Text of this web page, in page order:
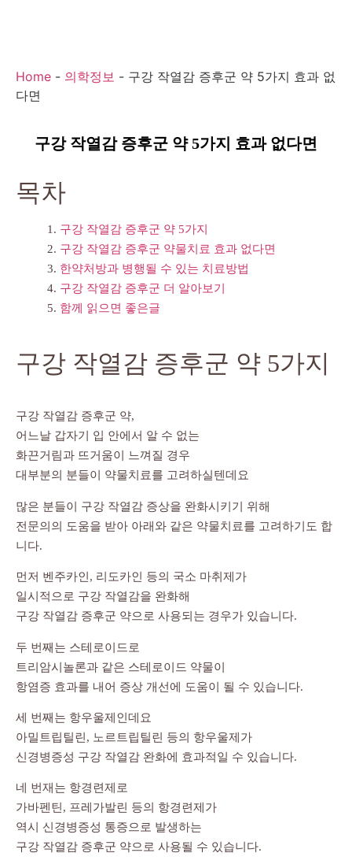
Home - 의학정보 - 구강 작열감 증후군 약 5가지 효과 없
다면
구강 작열감 증후군 약 5가지 효과 없다면
목차
구강 작열감 증후군 약 5가지
구강 작열감 증후군 약물치료 효과 없다면
한약처방과 병행될 수 있는 치료방법
구강 작열감 증후군 더 알아보기
함께 읽으면 좋은글
구강 작열감 증후군 약 5가지
구강 작열감 증후군 약,
어느날 갑자기 입 안에서 알 수 없는
화끈거림과 뜨거움이 느껴질 경우
대부분의 분들이 약물치료를 고려하실텐데요
많은 분들이 구강 작열감 증상을 완화시키기 위해
전문의의 도움을 받아 아래와 같은 약물치료를 고려하기도 합
니다.
먼저 벤주카인, 리도카인 등의 국소 마취제가
일시적으로 구강 작열감을 완화해
구강 작열감 증후군 약으로 사용되는 경우가 있습니다.
두 번째는 스테로이드로
트리암시놀론과 같은 스테로이드 약물이
항염증 효과를 내어 증상 개선에 도움이 될 수 있습니다.
세 번째는 항우울제인데요
아밀트립틸린, 노르트립틸린 등의 항우울제가
신경병증성 구강 작열감 완화에 효과적일 수 있습니다.
네 번재는 항경련제로
가바펜틴, 프레가발린 등의 항경련제가
역시 신경병증성 통증으로 발생하는
구강 작열감 증후군 약으로 사용될 수 있습니다.